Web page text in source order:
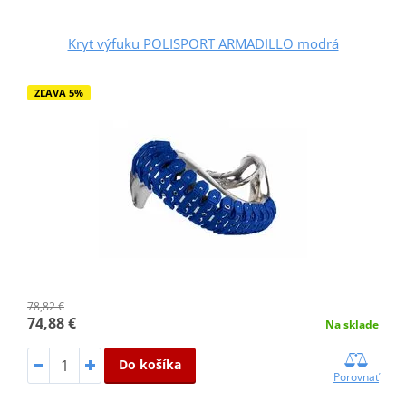
Kryt výfuku POLISPORT ARMADILLO modrá
ZĽAVA 5%
78,82 €
74,88 € Na sklade
Do košíka
Porovnať